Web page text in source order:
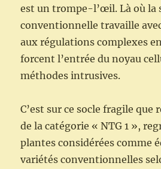
est un trompe-l’œil. Là où la
conventionnelle travaille
aux régulations complexes
forcent l’entrée du noyau
méthodes intrusives.
C’est sur ce socle fragile que
de la catégorie « NTG 1 »,
plantes considérées comme
variétés conventionnelles